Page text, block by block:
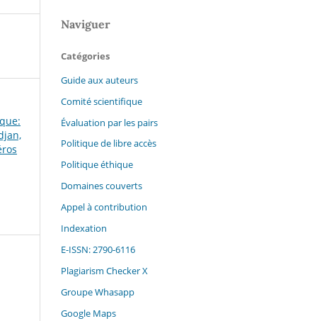
Naviguer
Catégories
Guide aux auteurs
Comité scientifique
Évaluation par les pairs
Politique de libre accès
Politique éthique
Domaines couverts
Appel à contribution
Indexation
E-ISSN: 2790-6116
Plagiarism Checker X
Groupe Whasapp
Google Maps